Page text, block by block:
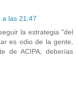
a las 21:47
la estrategia "del
es odio de la gente,
de ACIPA, deberías